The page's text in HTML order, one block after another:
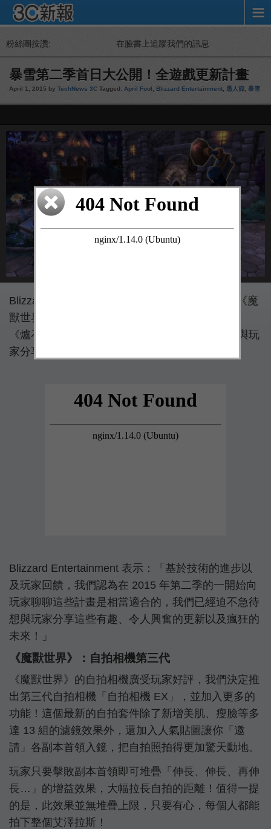
粉絲團按讚: 在臉書上追蹤我們的訊息
暴雪第二季首日大公開！全遊戲更新計畫
April 1, 2015 by TechNews 3C Tagged: April Fool Blizzard Entertainment 愚人節 暴雪
Blizzard Entertainment 今（1）日同時宣布關於《魔
獸世界》、《暗黑破壞神 III》、《星海爭霸 II》、
《爐石戰記》以及《暴雪英霸》的重要訊息，並與玩
家分享各遊戲的最新進度。
Blizzard Entertainment 表示：「基於技術的進步以
及玩家回饋，我們認為在 2015 年第二季的一開始向
玩家聊聊這些計畫是相當適合的，我們已經迫不急待
想與玩家分享這些有趣、令人興奮的更新以及瘋狂的
未來！」
《魔獸世界》：自拍相機第三代
《魔獸世界》的自拍相機廣受玩家好評，我們決定推
出第三代自拍相機「自拍相機 EX」，並加入更多的
功能！這個最新的自拍套件除了新增美肌、瘦臉等多
達 13 組的濾鏡效果外，還加入人氣貼圖讓你「邀
請」各副本首領入鏡，把自拍照拍得更加驚天動地。
玩家只要擊敗副本首領即可堆疊「伸長、伸長、再伸
長…」的增益效果，大幅拉長自拍的距離！值得一提
的是，此效果並無堆疊上限，只要有心，每個人都能
拍下整個艾澤拉斯！